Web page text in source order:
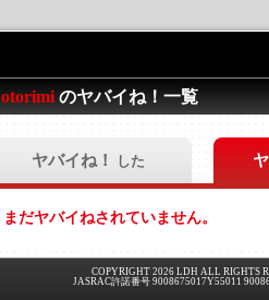
otorimi のヤバイね！一覧
ヤバイね！ した
まだヤバイねされていません。
COPYRIGHT 2026 LDH ALL RIGHTS
JASRAC許諾番号 9008675017Y55011